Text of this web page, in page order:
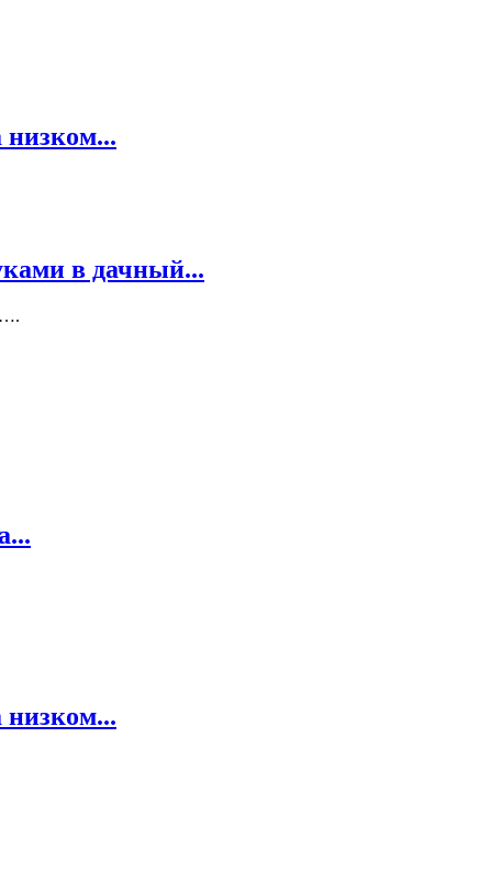
низком...
в дачный...
низком...